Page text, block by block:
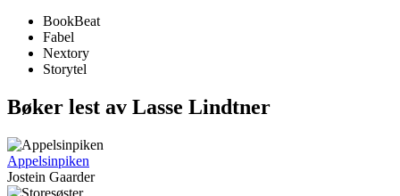
BookBeat
Fabel
Nextory
Storytel
Bøker lest av Lasse Lindtner
Appelsinpiken
Jostein Gaarder